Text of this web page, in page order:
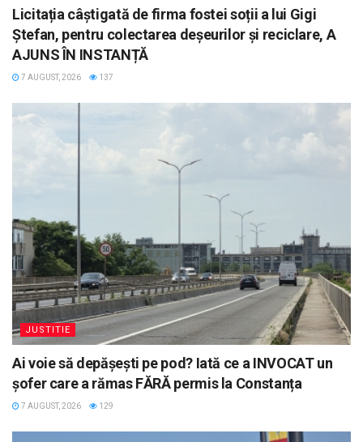
Licitația câștigată de firma fostei soții a lui Gigi
Ștefan, pentru colectarea deșeurilor și reciclare, A
AJUNS ÎN INSTANȚĂ
7 AUGUST, 2026 137
JUSTITIE
Ai voie să depășești pe pod? Iată ce a INVOCAT un
șofer care a rămas FĂRĂ permis la Constanța
7 AUGUST, 2026 129